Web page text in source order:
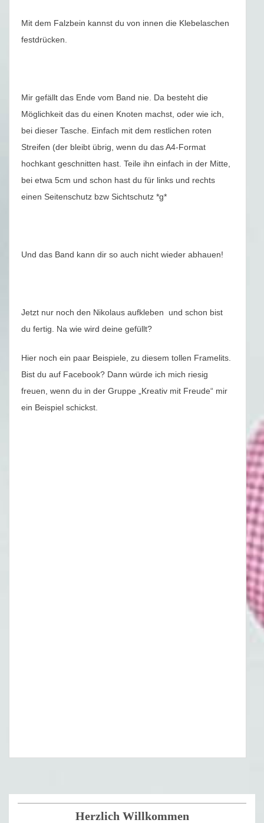
Mit dem Falzbein kannst du von innen die Klebelaschen
festdrücken.
Mir gefällt das Ende vom Band nie. Da besteht die
Möglichkeit das du einen Knoten machst, oder wie ich,
bei dieser Tasche. Einfach mit dem restlichen roten
Streifen (der bleibt übrig, wenn du das A4-Format
hochkant geschnitten hast. Teile ihn einfach in der Mitte,
bei etwa 5cm und schon hast du für links und rechts
einen Seitenschutz bzw Sichtschutz *g*
Und das Band kann dir so auch nicht wieder abhauen!
Jetzt nur noch den Nikolaus aufkleben und schon bist
du fertig. Na wie wird deine gefüllt?
Hier noch ein paar Beispiele, zu diesem tollen Framelits.
Bist du auf Facebook? Dann würde ich mich riesig
freuen, wenn du in der Gruppe „Kreativ mit Freude“ mir
ein Beispiel schickst.
Herzlich Willkommen